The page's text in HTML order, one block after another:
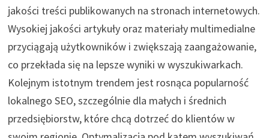
jakości treści publikowanych na stronach internetowych.
Wysokiej jakości artykuły oraz materiały multimedialne
przyciągają użytkowników i zwiększają zaangażowanie,
co przekłada się na lepsze wyniki w wyszukiwarkach.
Kolejnym istotnym trendem jest rosnąca popularność
lokalnego SEO, szczególnie dla małych i średnich
przedsiębiorstw, które chcą dotrzeć do klientów w